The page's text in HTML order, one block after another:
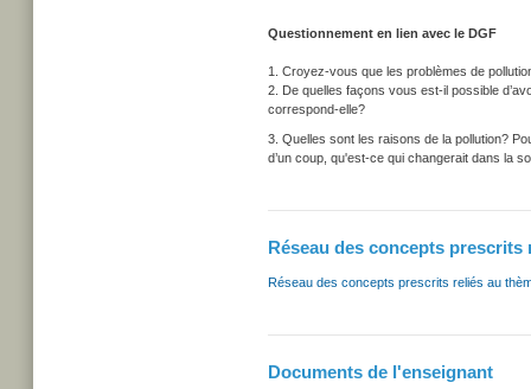
Questionnement en lien avec le DGF
1. Croyez-vous que les problèmes de
2. De quelles façons vous est-il possible
correspond-elle?
3. Quelles sont les raisons de la pollution?
d’un coup, qu'est-ce qui changerait dans la
Réseau des concepts prescrits
Réseau des concepts prescrits reliés au
Documents de l'enseignant